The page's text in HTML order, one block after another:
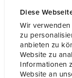
Diese
Wir
zu
anbieten zu
Website zu
Informationen
Website an
Anschlusstechnik
Kontakt
Schutzart